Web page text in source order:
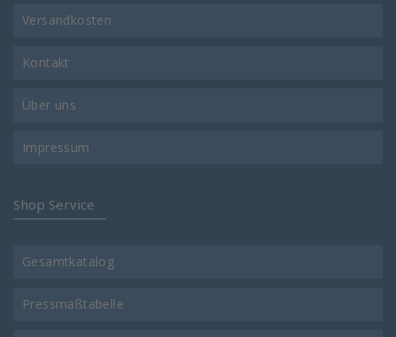
Versandkosten
Kontakt
Über uns
Impressum
Shop Service
Gesamtkatalog
Pressmaßtabelle